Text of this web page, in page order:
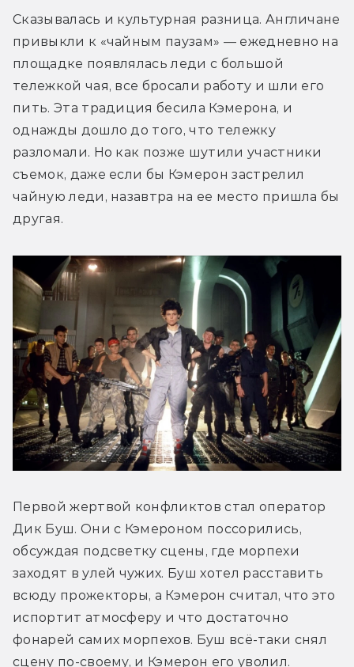
Сказывалась и культурная разница. Англичане
привыкли к «чайным паузам» — ежедневно на
площадке появлялась леди с большой
тележкой чая, все бросали работу и шли его
пить. Эта традиция бесила Кэмерона, и
однажды дошло до того, что тележку
разломали. Но как позже шутили участники
съемок, даже если бы Кэмерон застрелил
чайную леди, назавтра на ее место пришла бы
другая.
Первой жертвой конфликтов стал оператор
Дик Буш. Они с Кэмероном поссорились,
обсуждая подсветку сцены, где морпехи
заходят в улей чужих. Буш хотел расставить
всюду прожекторы, а Кэмерон считал, что это
испортит атмосферу и что достаточно
фонарей самих морпехов. Буш всё-таки снял
сцену по-своему, и Кэмерон его уволил.